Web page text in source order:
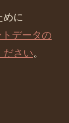
めに
トデータの
ださい。